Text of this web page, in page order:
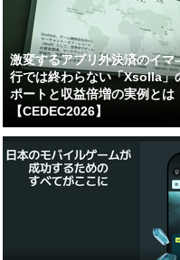
激変するアプリ外決済のイ
行では終わらない「Xsolla」
ポートと収益倍増の実例とは
【CEDEC2026】